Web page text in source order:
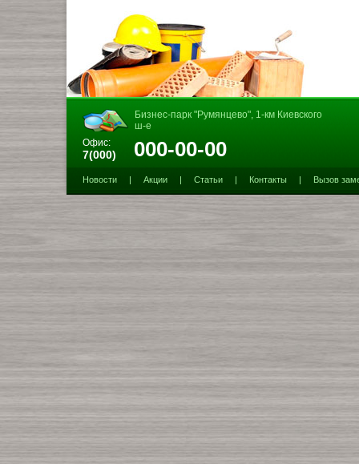
Бизнес-парк "Румянцево", 1-км Киевского
ш-е
Офис:
7(000) 000-00-00
Новости | Акции | Статьи | Контакты | Вызов